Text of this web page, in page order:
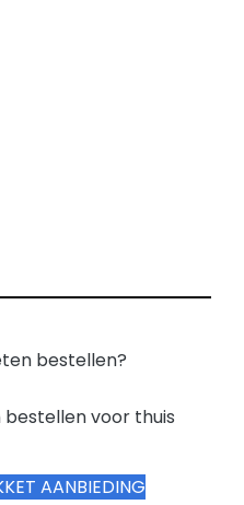
bestellen?
voor thuis
AANBIEDING